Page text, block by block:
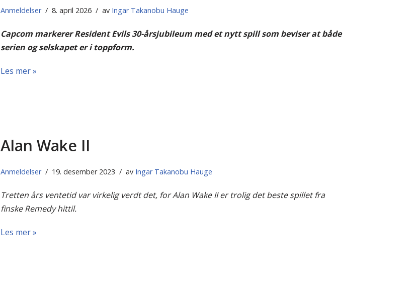
Anmeldelser 8. april 2026 av Ingar Takanobu Hauge
Capcom markerer Resident Evils 30-årsjubileum med et nytt spill som beviser at både
serien og selskapet er i toppform.
Les mer »
Alan Wake II
Anmeldelser 19. desember 2023 av Ingar Takanobu Hauge
Tretten års ventetid var virkelig verdt det, for Alan Wake II er trolig det beste spillet fra
finske Remedy hittil.
Les mer »